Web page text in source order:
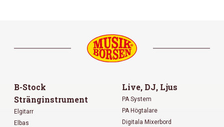
B-Stock
Stränginstrument
Elgitarr
Elbas
Live, DJ, Ljus
PA System
PA Högtalare
Digitala Mixerbord